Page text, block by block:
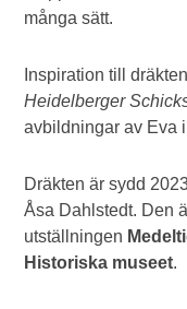
många sätt.
Inspiration till
Heidelberger
avbildningar av Eva
Dräkten är sydd
Åsa Dahlstedt. Den
utställningen
Historiska museet.